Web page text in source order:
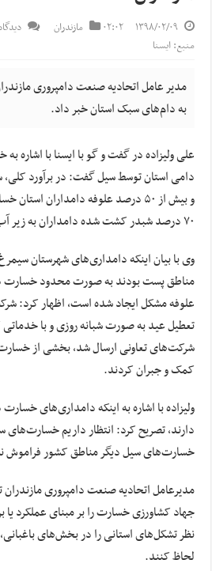
۱۳۹۸/۰۲/۰۹ ۰۲:۰۲ مازندران
منبع: ایسنا
به دام‌های سبک استان خبر داد.
علی ولیزاده در گفت و گو با ایسنا با اشاره
و بیش از ۵۰ درصد علوفه دامداران
۷۰ درصد شبدر کشت شده دامداران به زیر آب رفت.
وی با بیان اینکه دامداری‌های شهرستان
مناطق پست بودند به صورت محدود خسارت
علوفه مشکل ایجاد شده است، اظهار کرد:
تعطیل عید به صورت شبانه روزی و با
شرکت‌های تعاونی ارسال شد، بخشی از
کمک و جبران کردند.
ولیزاده با اشاره به اینکه دامداری‌های
دارند، تصریح کرد: انتظار داریم خسارت‌های
خسارت‌های سیل دیگر مناطق کشور فراموش
مدیرعامل اتحادیه صنعت دامپروری
جهاد کشاورزی خسارت را بر مبنای عملکرد یا
نظر تشکل‌های استانی را در بخش‌های
لحاظ کنند.